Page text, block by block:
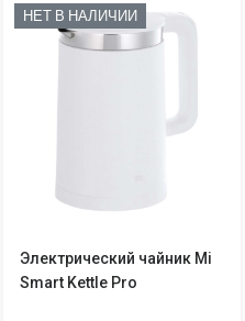
НЕТ В НАЛИЧИИ
Электрический чайник Mi
Smart Kettle Pro